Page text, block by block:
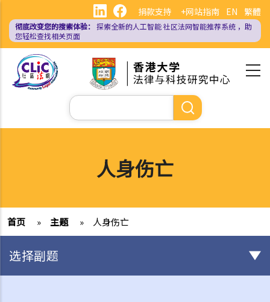
主
EN 繁體
捐款支持 +网站指南
彻底改变您的搜索体验： 探索全新的人工智能社区法网智能推荐系统 ，助
您轻松查找相关页面
搜
索
人身伤亡
首页 » 主题 » 人身伤亡
选择副题